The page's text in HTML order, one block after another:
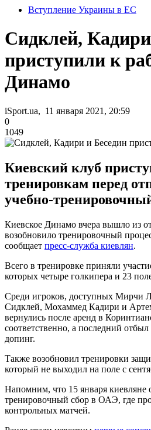
Вступление Украины в ЕС
Сидклей,
приступили к
Динамо
iSport.ua, 11 января 2021, 20:59
0
1049
Киевский клуб
тренировкам перед
учебно-
Киевское Динамо вчера вышло из
возобновило тренировочный
сообщает пресс-служба киевлян.
Всего в тренировке приняли
которых четыре голкипера и 23
Среди игроков, доступных Мирчи
Сидклей, Мохаммед Кадири и
вернулись после аренд в
соответственно, а последний
допинг.
Также возобновил тренировки
который не выходил на поле с
Напомним, что 15 января киевляне
тренировочный сбор в ОАЭ, где
контрольных матчей.